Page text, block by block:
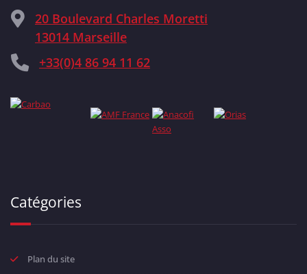
20 Boulevard Charles Moretti
13014 Marseille
+33(0)4 86 94 11 62
Catégories
Plan du site